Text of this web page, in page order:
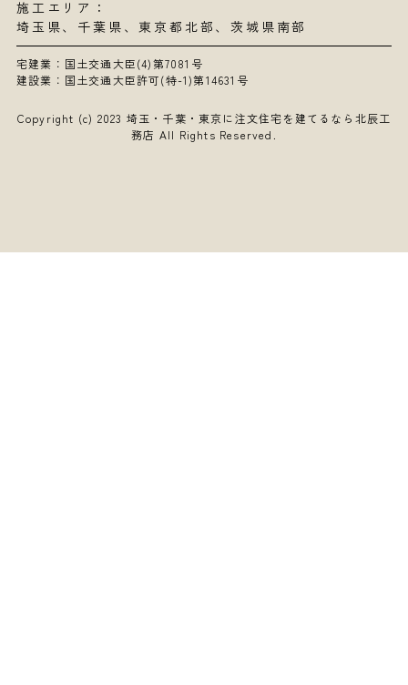
施工エリア：
埼玉県、 千葉県 、東京都北部、茨城県南部
宅建業：国土交通大臣(4)第7081号
建設業：国土交通大臣許可(特-1)第14631号
Copyright (c) 2023 埼玉・千葉・東京に注文住宅を建てるなら北辰工
務店 All Rights Reserved.